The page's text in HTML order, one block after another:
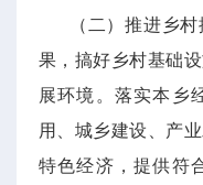
（二）推进乡
果，搞好乡村基础
展环境。落实本乡
用、城乡建设、产
特色经济，提供符